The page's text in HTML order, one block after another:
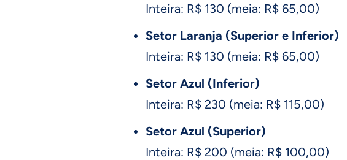
Inteira: R$ 130 (meia: R$ 65,00)
Setor Laranja (Superior e Inferior)
Inteira: R$ 130 (meia: R$ 65,00)
Setor Azul (Inferior)
Inteira: R$ 230 (meia: R$ 115,00)
Setor Azul (Superior)
Inteira: R$ 200 (meia: R$ 100,00)